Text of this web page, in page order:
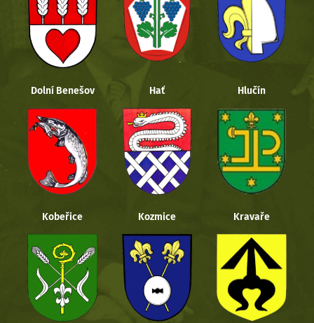
Dolní Benešov Hať Hlučín
Kobeřice Kozmice Kravaře